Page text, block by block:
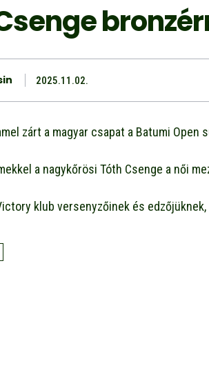
2025.11.02.
zárt a magyar csapat a Batumi Open
a nagykőrösi Tóth Csenge a női
klub versenyzőinek és